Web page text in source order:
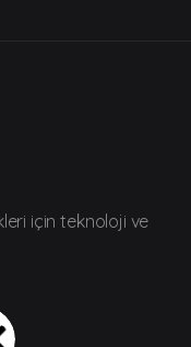
için teknoloji ve